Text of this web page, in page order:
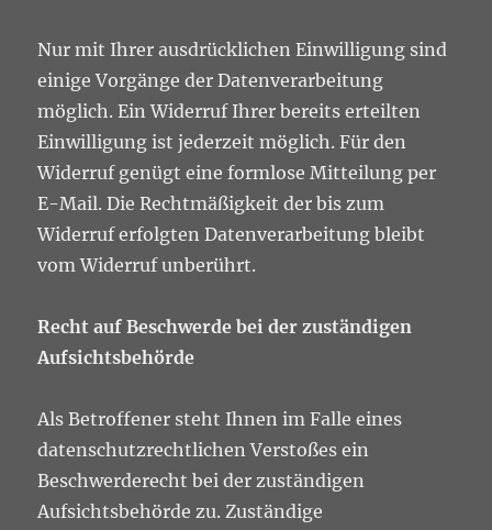
Nur mit Ihrer ausdrücklichen Einwilligung sind
einige Vorgänge der Datenverarbeitung
möglich. Ein Widerruf Ihrer bereits erteilten
Einwilligung ist jederzeit möglich. Für den
Widerruf genügt eine formlose Mitteilung per
E-Mail. Die Rechtmäßigkeit der bis zum
Widerruf erfolgten Datenverarbeitung bleibt
vom Widerruf unberührt.
Recht auf Beschwerde bei der zuständigen
Aufsichtsbehörde
Als Betroffener steht Ihnen im Falle eines
datenschutzrechtlichen Verstoßes ein
Beschwerderecht bei der zuständigen
Aufsichtsbehörde zu. Zuständige